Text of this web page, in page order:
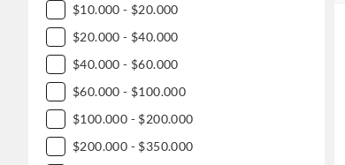
$10.000 - $20.000
$20.000 - $40.000
$40.000 - $60.000
$60.000 - $100.000
$100.000 - $200.000
$200.000 - $350.000